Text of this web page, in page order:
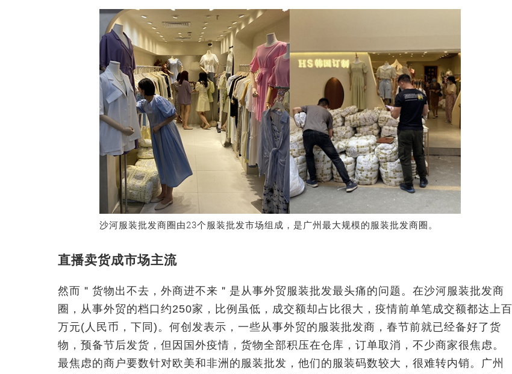
沙河服装批发商圈由23个服装批发市场组成，是广州最大规模的服装批发商圈。
直播卖货成市场主流
然而＂货物出不去，外商进不来＂是从事外贸服装批发最头痛的问题。在沙河服装批发商
圈，从事外贸的档口约250家，比例虽低，成交额却占比很大，疫情前单笔成交额都达上百
万元(人民币，下同)。何创发表示，一些从事外贸的服装批发商，春节前就已经备好了货
物，预备节后发货，但因国外疫情，货物全部积压在仓库，订单取消，不少商家很焦虑。
最焦虑的商户要数针对欧美和非洲的服装批发，他们的服装码数较大，很难转内销。广州